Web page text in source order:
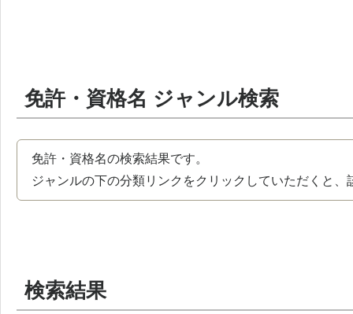
免許・資格名 ジャンル検索
免許・資格名の検索結果です。
ジャンルの下の分類リンクをクリックしていただくと
検索結果